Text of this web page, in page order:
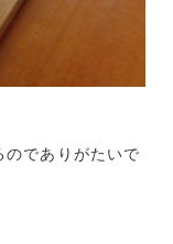
のでありがたいで